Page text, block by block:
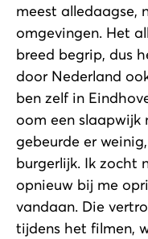
meest alledaagse,
omgevingen. Het
breed begrip, dus
door Nederland
ben zelf in
oom een slaapwijk
gebeurde er
burgerlijk. Ik zocht
opnieuw bij me
vandaan. Die
tijdens het filmen,